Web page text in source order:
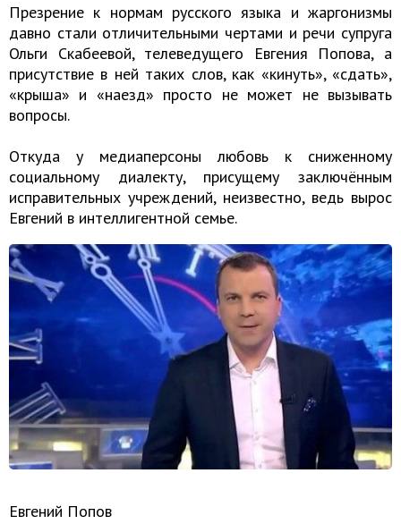
Презрение к нормам русского языка и жаргонизмы
давно стали отличительными чертами и речи супруга
Ольги Скабеевой, телеведущего Евгения Попова, а
присутствие в ней таких слов, как «кинуть», «сдать»,
«крыша» и «наезд» просто не может не вызывать
вопросы.
Откуда у медиаперсоны любовь к сниженному
социальному диалекту, присущему заключённым
исправительных учреждений, неизвестно, ведь вырос
Евгений в интеллигентной семье.
Евгений Попов